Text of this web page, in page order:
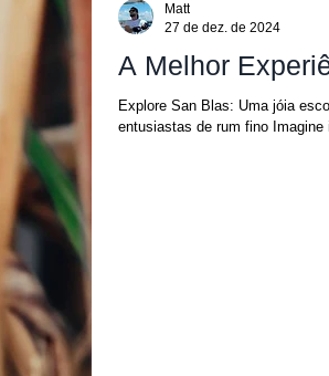
A Melhor
Explore San Blas: Uma jóia
entusiastas de rum fino
Matt
27 de dez. de 2024